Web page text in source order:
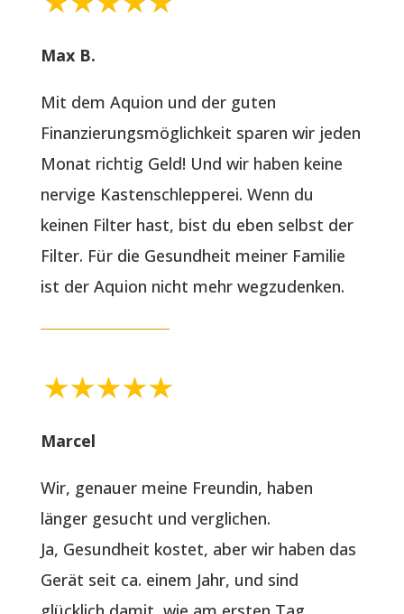
Max B.
Mit dem Aquion und der guten
Finanzierungsmöglichkeit sparen wir jeden
Monat richtig Geld! Und wir haben keine
nervige Kastenschlepperei. Wenn du
keinen Filter hast, bist du eben selbst der
Filter. Für die Gesundheit meiner Familie
ist der Aquion nicht mehr wegzudenken.
Marcel
Wir, genauer meine Freundin, haben
länger gesucht und verglichen.
Ja, Gesundheit kostet, aber wir haben das
Gerät seit ca. einem Jahr, und sind